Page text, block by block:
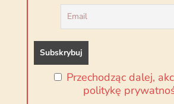
Przechodząc dalej,
politykę